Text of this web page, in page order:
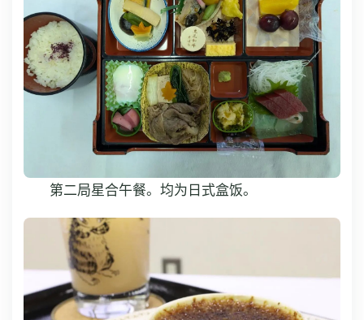
第二局星合午餐。均为日式盒饭。